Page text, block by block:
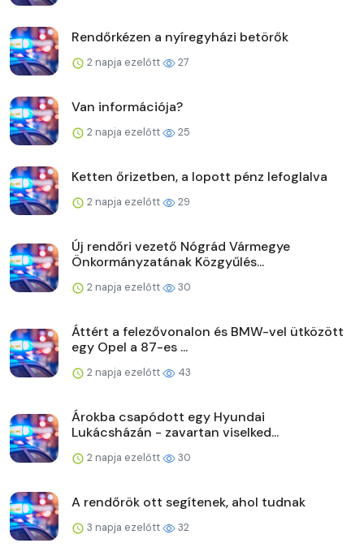
Rendőrkézen a nyíregyházi betörők
2 napja ezelőtt 27
Van információja?
2 napja ezelőtt 25
Ketten őrizetben, a lopott pénz lefoglalva
2 napja ezelőtt 29
Új rendőri vezető Nógrád Vármegye
Önkormányzatának Közgyűlés...
2 napja ezelőtt 30
Áttért a felezővonalon és BMW-vel ütközött
egy Opel a 87-es ...
2 napja ezelőtt 43
Árokba csapódott egy Hyundai
Lukácsházán - zavartan viselked...
2 napja ezelőtt 30
A rendőrök ott segítenek, ahol tudnak
3 napja ezelőtt 32